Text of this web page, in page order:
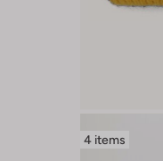
4 items